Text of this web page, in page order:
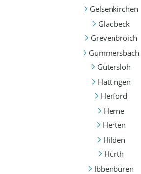
Gelsenkirchen
Gladbeck
Grevenbroich
Gummersbach
Gütersloh
Hattingen
Herford
Herne
Herten
Hilden
Hürth
Ibbenbüren